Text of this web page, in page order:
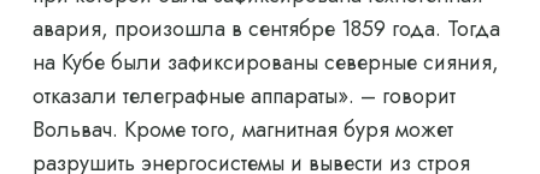
авария, произошла в сентябре 1859 года. Тогда
на Кубе были зафиксированы северные сияния,
отказали телеграфные аппараты». – говорит
Вольвач. Кроме того, магнитная буря может
разрушить энергосистемы и вывести из строя